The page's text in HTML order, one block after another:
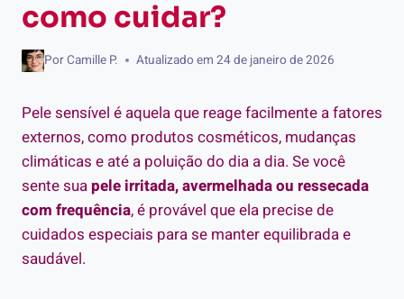
como cuidar?
PorCamille P. Atualizado em 24 de janeiro de 2026
Pele sensível é aquela que reage facilmente a fatores
externos, como produtos cosméticos, mudanças
climáticas e até a poluição do dia a dia. Se você
sente suapele irritada, avermelhada ou ressecada
com frequência, é provável que ela precise de
cuidados especiais para se manter equilibrada e
saudável.